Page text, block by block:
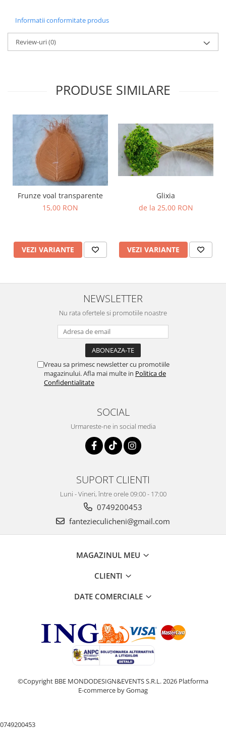
Informatii conformitate produs
Review-uri(0)
PRODUSE SIMILARE
Frunze voal transparente
15,00 RON
VEZI VARIANTE
Glixia
de la 25,00 RON
VEZI VARIANTE
NEWSLETTER
Nu rata ofertele si promotiile noastre
Vreau sa primesc newsletter cu promotiile
magazinului. Afla mai multe in Politica de
Confidentialitate
SOCIAL
Urmareste-ne in social media
SUPORT CLIENTI
Luni - Vineri, între orele 09:00 - 17:00
0749200453
fantezieculicheni@gmail.com
MAGAZINUL MEU
CLIENTI
DATE COMERCIALE
©Copyright BBE MONDODESIGN&EVENTS S.R.L. 2026 Platforma
E-commerce by Gomag
0749200453